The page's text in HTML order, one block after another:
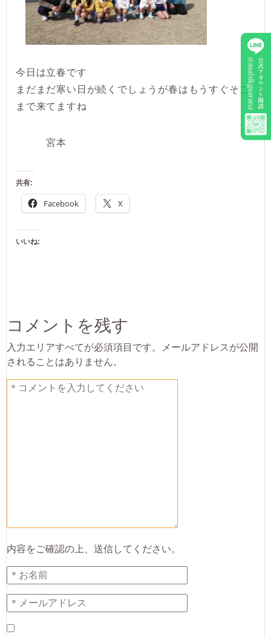
今日は立春です
まだまだ寒い日が続くでしょうが春はもうすぐそこ
まで来てますね
宮本
共有:
Facebook X
いいね:
コメントを残す
入力エリアすべてが必須項目です。メールアドレスが公開
されることはありません。
内容をご確認の上、送信してください。